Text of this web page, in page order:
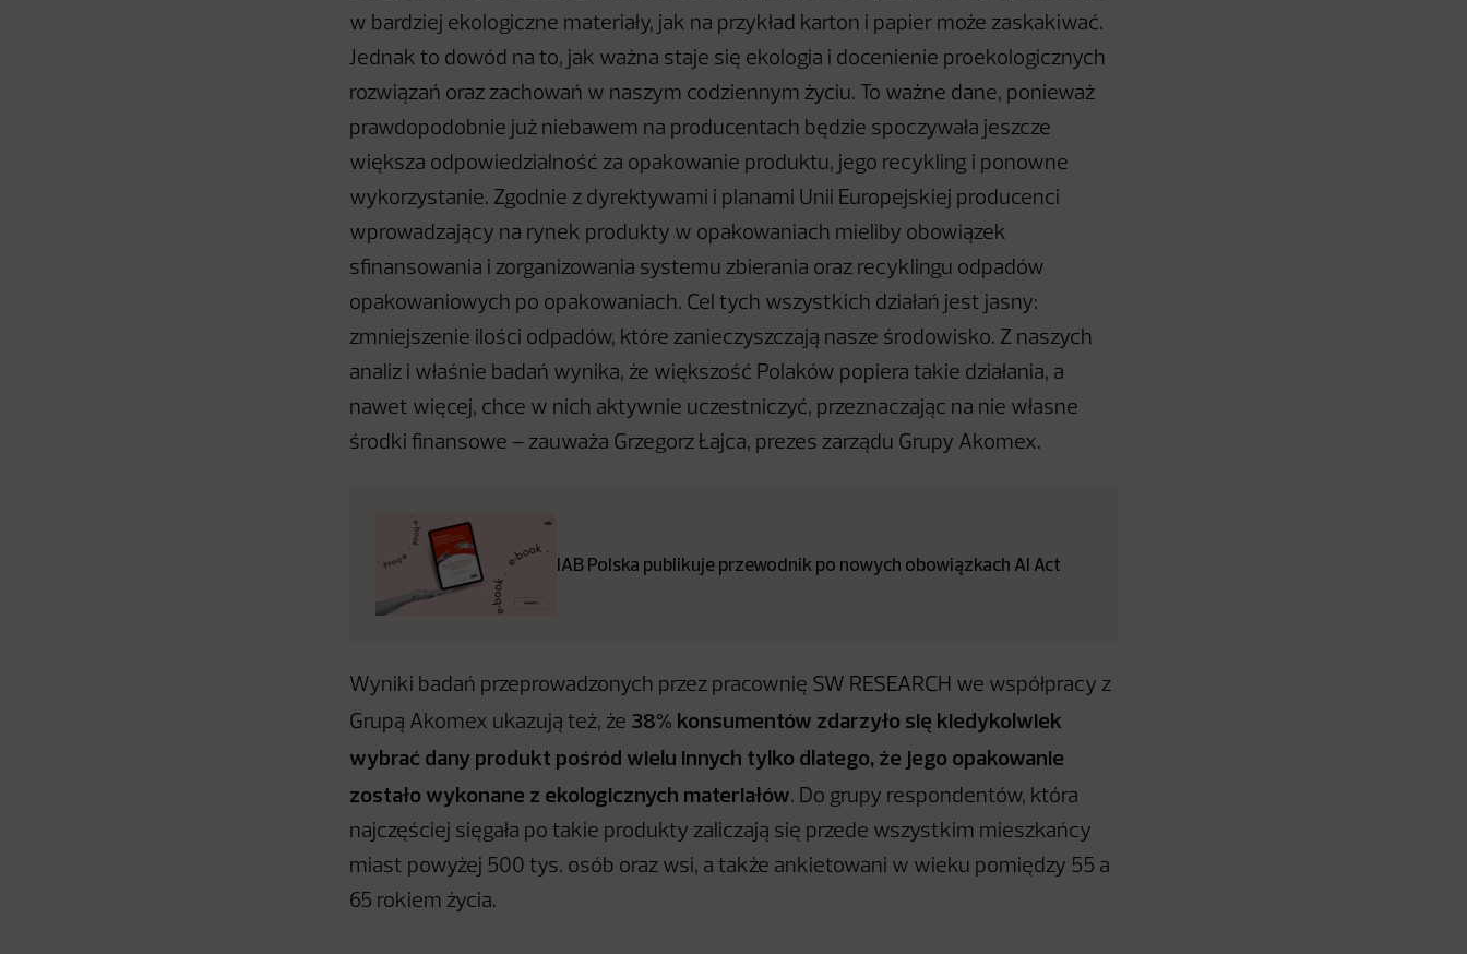
w bardziej ekologiczne materiały, jak na przykład karton i papier może zaskakiwać.
Jednak to dowód na to, jak ważna staje się ekologia i docenienie proekologicznych
rozwiązań oraz zachowań w naszym codziennym życiu. To ważne dane, ponieważ
prawdopodobnie już niebawem na producentach będzie spoczywała jeszcze
większa odpowiedzialność za opakowanie produktu, jego recykling i ponowne
wykorzystanie. Zgodnie z dyrektywami i planami Unii Europejskiej producenci
wprowadzający na rynek produkty w opakowaniach mieliby obowiązek
sfinansowania i zorganizowania systemu zbierania oraz recyklingu odpadów
opakowaniowych po opakowaniach. Cel tych wszystkich działań jest jasny:
zmniejszenie ilości odpadów, które zanieczyszczają nasze środowisko. Z naszych
analiz i właśnie badań wynika, że większość Polaków popiera takie działania, a
nawet więcej, chce w nich aktywnie uczestniczyć, przeznaczając na nie własne
środki finansowe – zauważa Grzegorz Łajca, prezes zarządu Grupy Akomex.
IAB Polska publikuje przewodnik po nowych obowiązkach AI Act
Wyniki badań przeprowadzonych przez pracownię SW RESEARCH we współpracy z
Grupą Akomex ukazują też, że 38% konsumentów zdarzyło się kiedykolwiek
wybrać dany produkt pośród wielu innych tylko dlatego, że jego opakowanie
zostało wykonane z ekologicznych materiałów. Do grupy respondentów, która
najczęściej sięgała po takie produkty zaliczają się przede wszystkim mieszkańcy
miast powyżej 500 tys. osób oraz wsi, a także ankietowani w wieku pomiędzy 55 a
65 rokiem życia.